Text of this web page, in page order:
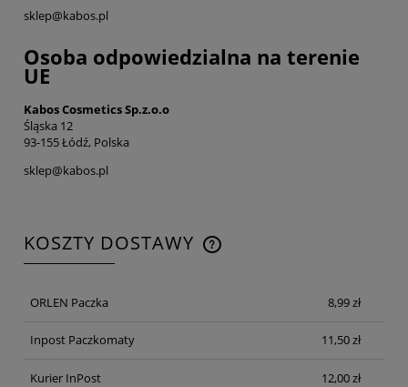
sklep@kabos.pl
Osoba odpowiedzialna na terenie
UE
Kabos Cosmetics Sp.z.o.o
Śląska 12
93-155 Łódź, Polska
sklep@kabos.pl
KOSZTY DOSTAWY
CENA NIE ZAWIERA EWENTUALNYCH KOSZTÓW
ORLEN Paczka
8,99 zł
Inpost Paczkomaty 11,50 zł
Kurier InPost 12,00 zł